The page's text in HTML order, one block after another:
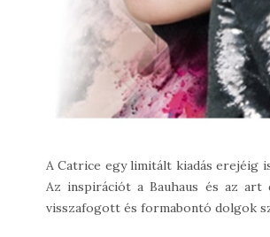
A Catrice egy limitált kiadás erejéig
Az inspirációt a Bauhaus és az art
visszafogott és formabontó dolgok